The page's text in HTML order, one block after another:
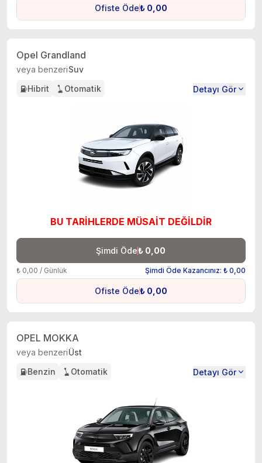
Ofiste Öde₺ 0,00
Opel Grandland
veya benzeriSuv
Hibrit
Otomatik Detayı Gör
BU TARİHLERDE MÜSAİT DEĞİLDİR
Şimdi Öde₺ 0,00
₺ 0,00 / Günlük Şimdi Öde Kazancınız: ₺ 0,00
Ofiste Öde₺ 0,00
OPEL MOKKA
veya benzeriÜst
Benzin
Otomatik Detayı Gör